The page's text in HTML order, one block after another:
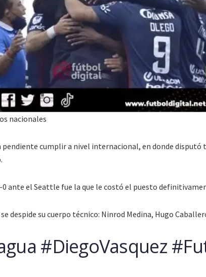
nacionales
cumplir a nivel internacional, en donde disputó
0 ante el Seattle fue la que le costó el puesto
despide su cuerpo técnico: Ninrod Medina, Hugo
#DiegoVasquez